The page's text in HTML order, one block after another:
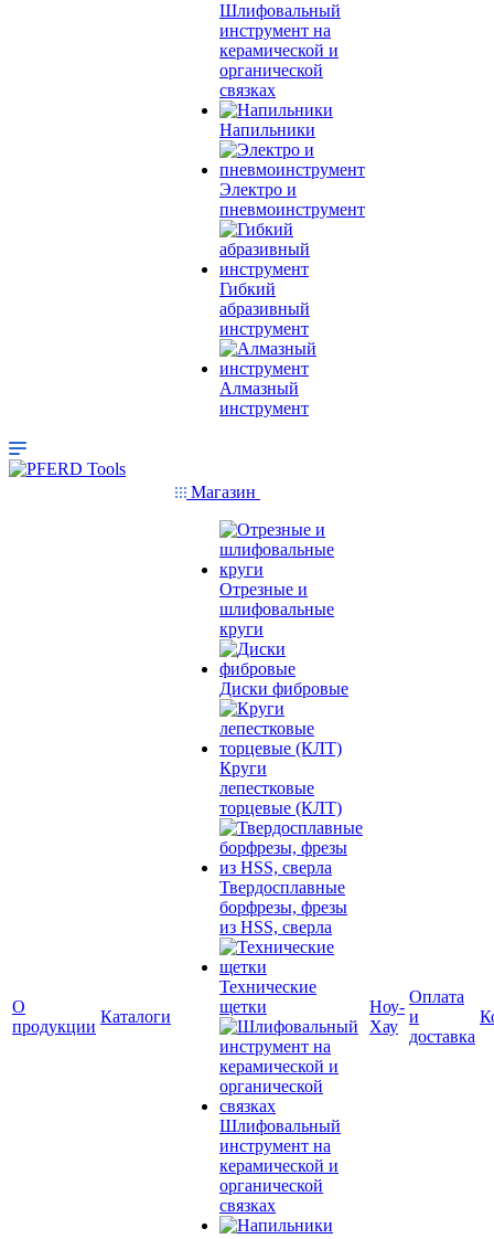
Шлифовальный
инструмент на
керамической и
органической
связках
Напильники
Электро и
пневмоинструмент
Гибкий
абразивный
инструмент
Алмазный
инструмент
О
продукции
Каталоги
Магазин
Отрезные и
шлифовальные
круги
Диски фибровые
Круги
лепестковые
торцевые (КЛТ)
Твердосплавные
борфрезы, фрезы
из HSS, сверла
Технические
щетки
Шлифовальный
инструмент на
керамической и
органической
связках
Ноу-
Хау
Оплата
и
доставка